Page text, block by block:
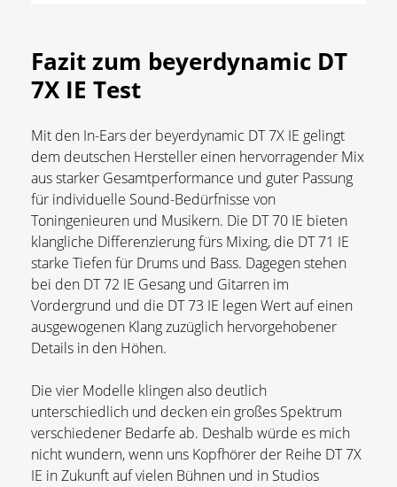
Fazit zum beyerdynamic DT
7X IE Test
Mit den In-Ears der beyerdynamic DT 7X IE gelingt
dem deutschen Hersteller einen hervorragender Mix
aus starker Gesamtperformance und guter Passung
für individuelle Sound-Bedürfnisse von
Toningenieuren und Musikern. Die DT 70 IE bieten
klangliche Differenzierung fürs Mixing, die DT 71 IE
starke Tiefen für Drums und Bass. Dagegen stehen
bei den DT 72 IE Gesang und Gitarren im
Vordergrund und die DT 73 IE legen Wert auf einen
ausgewogenen Klang zuzüglich hervorgehobener
Details in den Höhen.
Die vier Modelle klingen also deutlich
unterschiedlich und decken ein großes Spektrum
verschiedener Bedarfe ab. Deshalb würde es mich
nicht wundern, wenn uns Kopfhörer der Reihe DT 7X
IE in Zukunft auf vielen Bühnen und in Studios